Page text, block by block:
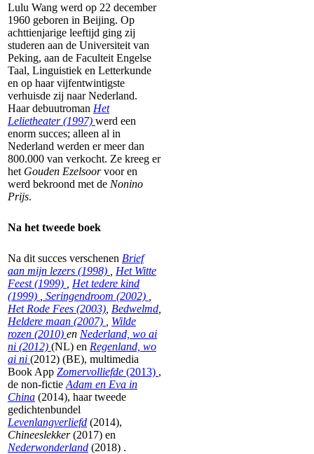
Lulu Wang werd op 22 december
1960 geboren in Beijing. Op
achttienjarige leeftijd ging zij
studeren aan de Universiteit van
Peking, aan de Faculteit Engelse
Taal, Linguistiek en Letterkunde
en op haar vijfentwintigste
verhuisde zij naar Nederland.
Haar debuutroman Het
Lelietheater (1997) werd een
enorm succes; alleen al in
Nederland werden er meer dan
800.000 van verkocht. Ze kreeg er
het Gouden Ezelsoorvoor en
werd bekroond met de Nonino
Prijs.
Na het tweede boek
Na dit succes verschenen Brief
aan mijn lezers (1998)
Het Witte
Feest (1999)
Het tedere kind
(1999)
Seringendroom (2002)
Het Rode Fees (2003) Bedwelmd
Heldere maan (2007)
Wilde
rozen (2010) en Nederland, wo ai
ni (2012) (NL) en Regenland, wo
ai ni (2012) (BE), multimedia
Book App Zomervolliefde (2013) ,
de non-fictie Adam en Eva in
China (2014), haar tweede
gedichtenbundel
Levenlangverliefd (2014),
Chineeslekker(2017) en
Nederwonderland (2018) .